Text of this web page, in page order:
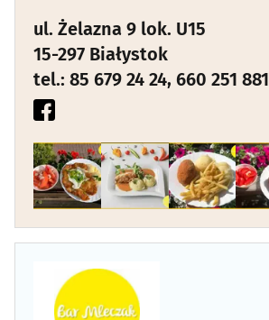
Cocktail Bar(5)
Cukiernia(10)
Fast food
Indyjska kuchnia(0)
Kebab(4)
ul. Żelazna 9 lok. U15
15-297 Białystok
tel.: 85 679 24 24, 660 251 881